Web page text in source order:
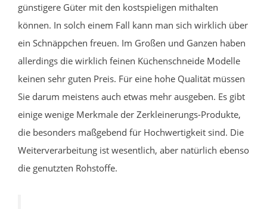
günstigere Güter mit den kostspieligen mithalten
können. In solch einem Fall kann man sich wirklich über
ein Schnäppchen freuen. Im Großen und Ganzen haben
allerdings die wirklich feinen Küchenschneide Modelle
keinen sehr guten Preis. Für eine hohe Qualität müssen
Sie darum meistens auch etwas mehr ausgeben. Es gibt
einige wenige Merkmale der Zerkleinerungs-Produkte,
die besonders maßgebend für Hochwertigkeit sind. Die
Weiterverarbeitung ist wesentlich, aber natürlich ebenso
die genutzten Rohstoffe.